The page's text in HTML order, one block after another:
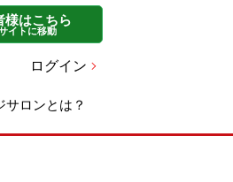
様はこちら
イトに移動
ログイン
サロンとは？